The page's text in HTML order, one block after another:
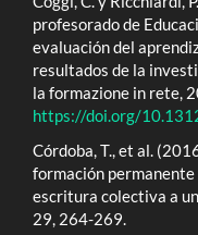
profesorado de
evaluación del
resultados de la
la formazione in rete,
https://doi.org/
Córdoba, T., et al.
formación
escritura colectiva a
29, 264-269.